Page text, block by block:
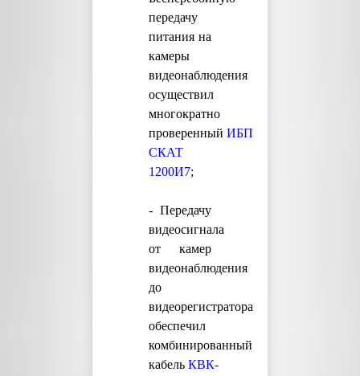
передачу
питания на
камеры
видеонаблюдения
осуществил
многократно
проверенный ИБП
СКАТ
1200И7;
- Передачу
видеосигнала
от камер
видеонаблюдения
до
видеорегистратора
обеспечил
комбинированный
кабель КВК-